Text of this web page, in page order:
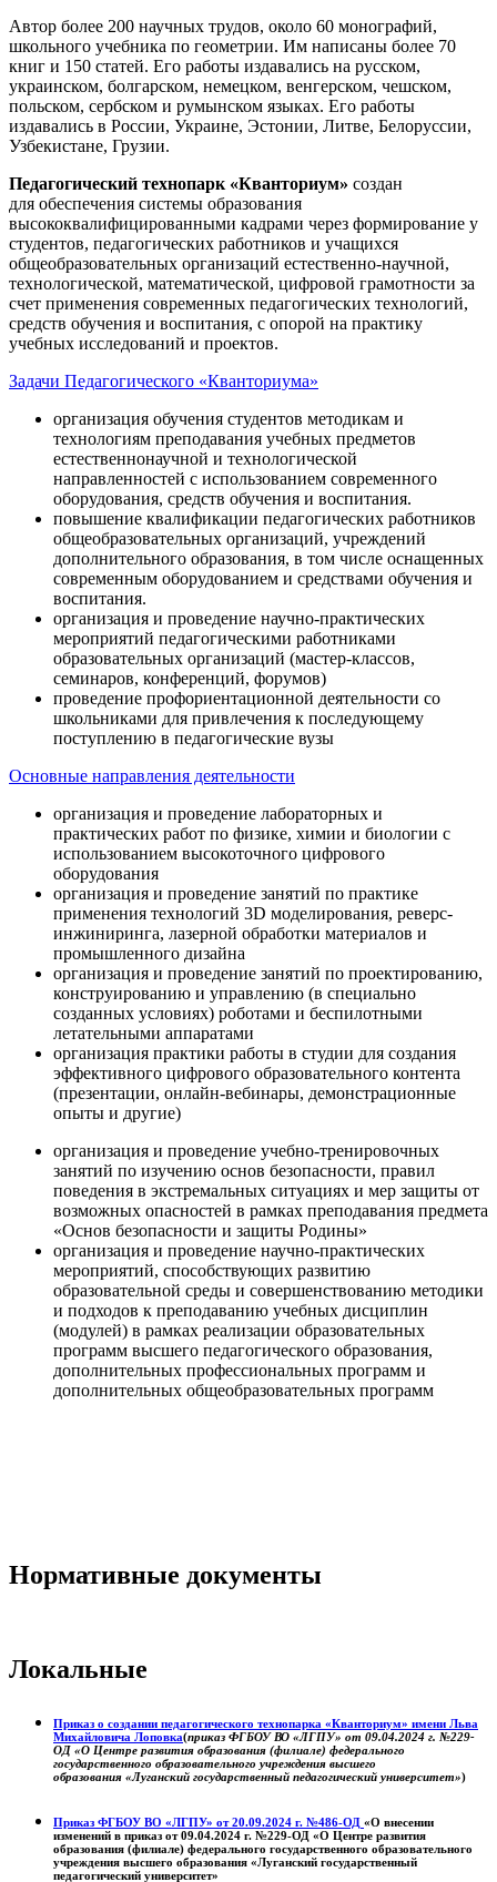
Автор более 200 научных трудов, около 60 монографий,
школьного учебника по геометрии. Им написаны более 70
книг и 150 статей. Его работы издавались на русском,
украинском, болгарском, немецком, венгерском, чешском,
польском, сербском и румынском языках. Его работы
издавались в России, Украине, Эстонии, Литве, Белоруссии,
Узбекистане, Грузии.
Педагогический технопарк «Кванториум» создан
для обеспечения системы образования
высококвалифицированными кадрами через формирование у
студентов, педагогических работников и учащихся
общеобразовательных организаций естественно-научной,
технологической, математической, цифровой грамотности за
счет применения современных педагогических технологий,
средств обучения и воспитания, с опорой на практику
учебных исследований и проектов.
Задачи Педагогического «Кванториума»
организация обучения студентов методикам и
технологиям преподавания учебных предметов
естественнонаучной и технологической
направленностей с использованием современного
оборудования, средств обучения и воспитания.
повышение квалификации педагогических работников
общеобразовательных организаций, учреждений
дополнительного образования, в том числе оснащенных
современным оборудованием и средствами обучения и
воспитания.
организация и проведение научно-практических
мероприятий педагогическими работниками
образовательных организаций (мастер-классов,
семинаров, конференций, форумов)
проведение профориентационной деятельности со
школьниками для привлечения к последующему
поступлению в педагогические вузы
Основные направления деятельности
организация и проведение лабораторных и
практических работ по физике, химии и биологии с
использованием высокоточного цифрового
оборудования
организация и проведение занятий по практике
применения технологий 3D моделирования, реверс-
инжиниринга, лазерной обработки материалов и
промышленного дизайна
организация и проведение занятий по проектированию,
конструированию и управлению (в специально
созданных условиях) роботами и беспилотными
летательными аппаратами
организация практики работы в студии для создания
эффективного цифрового образовательного контента
(презентации, онлайн-вебинары, демонстрационные
опыты и другие)
организация и проведение учебно-тренировочных
занятий по изучению основ безопасности, правил
поведения в экстремальных ситуациях и мер защиты от
возможных опасностей в рамках преподавания предмета
«Основ безопасности и защиты Родины»
организация и проведение научно-практических
мероприятий, способствующих развитию
образовательной среды и совершенствованию методики
и подходов к преподаванию учебных дисциплин
(модулей) в рамках реализации образовательных
программ высшего педагогического образования,
дополнительных профессиональных программ и
дополнительных общеобразовательных программ
Нормативные документы
Локальные
Приказ о создании педагогического технопарка «Кванториум» имени Льва
Михайловича Лоповка(приказ ФГБОУ ВО «ЛГПУ» от 09.04.2024 г. №229-
ОД «О Центре развития образования (филиале) федерального
государственного образовательного учреждения высшего
образования «Луганский государственный педагогический университет»)
Приказ ФГБОУ ВО «ЛГПУ» от 20.09.2024 г. №486-ОД «О внесении
изменений в приказ от 09.04.2024 г. №229-ОД «О Центре развития
образования (филиале) федерального государственного образовательного
учреждения высшего образования «Луганский государственный
педагогический университет»